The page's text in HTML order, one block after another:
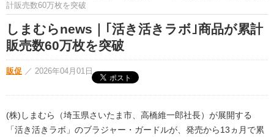
計販売数60万枚を突破
しまむらnews｜｢活き活きラボ｣商品が累計
販売数60万枚を突破
販促 ／ 2026年04月01日
(株)しまむら（埼玉県さいたま市、高橋維一郎社長）が展開する
「活き活きラボ」のブラジャー・ガードルが、発売から13ヵ月で累